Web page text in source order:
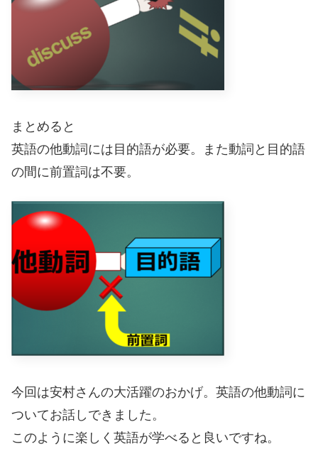
まとめると
英語の他動詞には目的語が必要。また動詞と目的語
の間に前置詞は不要。
今回は安村さんの大活躍のおかげ。英語の他動詞に
ついてお話しできました。
このように楽しく英語が学べると良いですね。